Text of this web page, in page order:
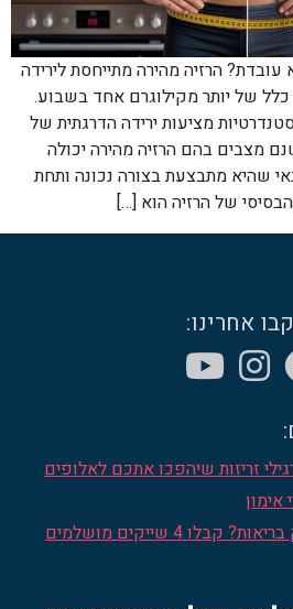
עובדת? הרזיה מהירה מתייחסת לירידה
של יותר מקילוגרם אחד בשבוע.
מציעות ירידה הדרגתית של
מצבים בהם הרזיה מהירה יכולה
שהיא מתבצעת בצורה נכונה ותחת
של הרזיה הוא […]
אחרינו:
אימון
מחפשים מתכון לשייק בריאות? קבלו 4 שייקים מושלמים